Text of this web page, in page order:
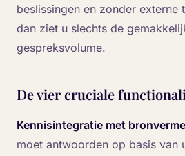
beslissingen en zonder externe
dan ziet u slechts de
gespreksvolume.
De vier cruciale
Kennisintegratie met
moet antwoorden op basis van